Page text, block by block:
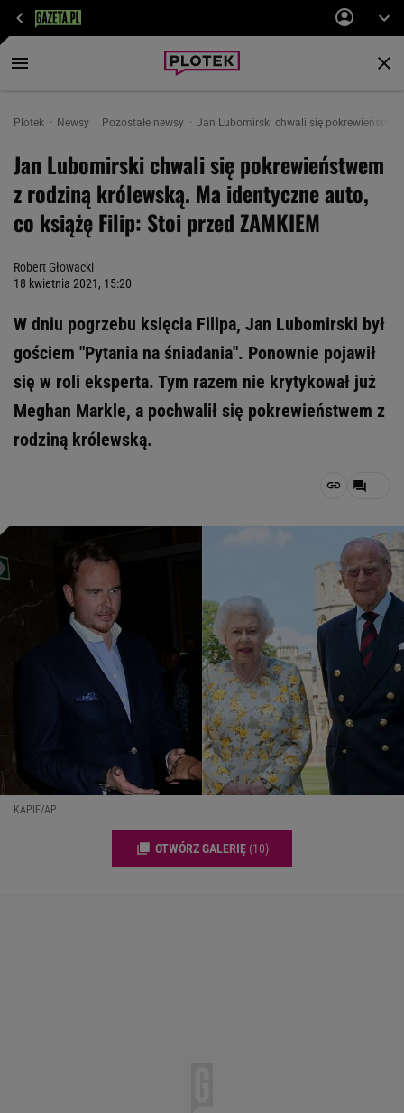
Plotek Newsy Pozostałe newsy Jan Lubomirski chwali się
Jan Lubomirski chwali się pokrewieństwem
z rodziną królewską. Ma identyczne auto,
co książę Filip: Stoi przed ZAMKIEM
Robert Głowacki
18 kwietnia 2021, 15:20
W dniu pogrzebu księcia Filipa, Jan Lubomirski był
gościem "Pytania na śniadania". Ponownie pojawił
się w roli eksperta. Tym razem nie krytykował już
Meghan Markle, a pochwalił się pokrewieństwem z
rodziną królewską.
KAPIF/AP
OTWÓRZ GALERIĘ (10)